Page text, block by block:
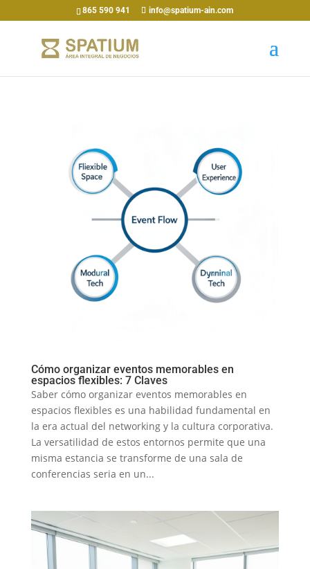
865 590 941 info@spatium-ain.com
Cómo organizar eventos memorables en
espacios flexibles: 7 Claves
Saber cómo organizar eventos memorables en
espacios flexibles es una habilidad fundamental en
la era actual del networking y la cultura corporativa.
La versatilidad de estos entornos permite que una
misma estancia se transforme de una sala de
conferencias seria en un...